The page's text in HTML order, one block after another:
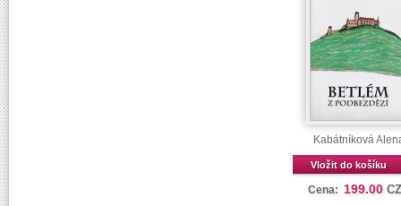
Kabátníková
Vložit do košíku
Cena: 199.00